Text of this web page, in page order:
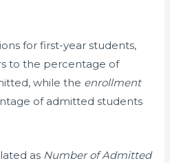
for first-year students,
to the percentage of
while the enrollment
of admitted students
as Number of Admitted